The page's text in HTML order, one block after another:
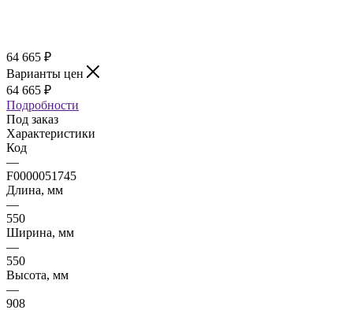
64 665 ₽
Варианты цен
64 665 ₽
Подробности
Под заказ
Характеристики
Код
—
F0000051745
Длина, мм
—
550
Ширина, мм
—
550
Высота, мм
—
908